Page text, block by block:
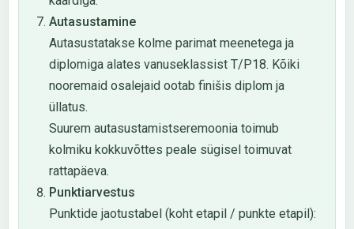
Autasustamine
Autasustatakse kolme parimat meenetega ja
diplomiga alates vanuseklassist T/P18. Kõiki
nooremaid osalejaid ootab finišis diplom ja
üllatus.
Suurem autasustamistseremoonia toimub
kolmiku kokkuvõttes peale sügisel toimuvat
rattapäeva.
Punktiarvestus
Punktide jaotustabel (koht etapil / punkte etapil):